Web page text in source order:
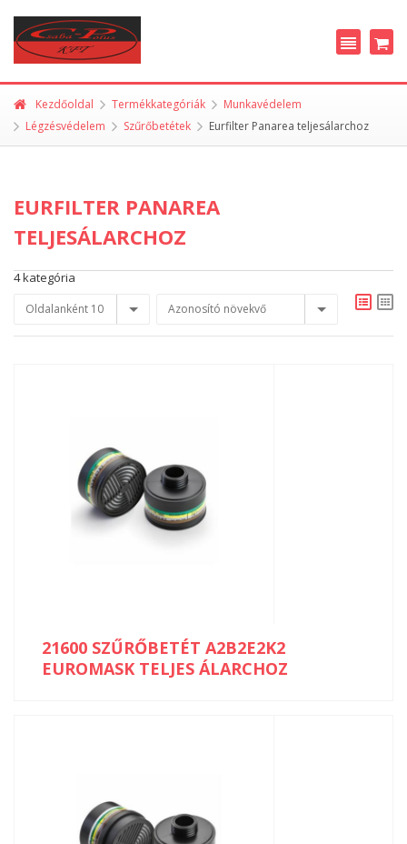
Kezdőoldal Termékkategóriák
Munkavédelem
Légzésvédelem
Szűrőbetétek Eurfilter Panarea teljesálarchoz
EURFILTER PANAREA
TELJESÁLARCHOZ
4 kategória
Oldalanként 10 Azonosító növekvő
21600 SZŰRŐBETÉT A2B2E2K2
EUROMASK TELJES ÁLARCHOZ